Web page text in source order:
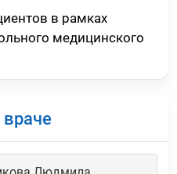
в рамках
медицинского